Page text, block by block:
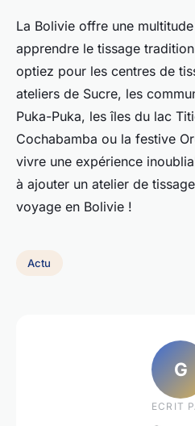
La Bolivie offre une
apprendre le tissage
optiez pour les centres de
ateliers de Sucre, les
Puka-Puka, les îles du lac
Cochabamba ou la festive
vivre une expérience
à ajouter un atelier de
voyage en Bolivie !
Actu
G
ECRIT